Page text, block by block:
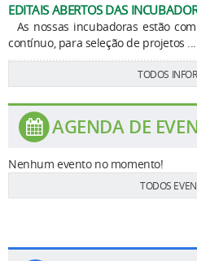
EDITAIS ABERTOS DAS
As nossas incubadoras estão
contínuo, para seleção de projetos ...
TODOS
AGENDA DE
Nenhum evento no momento!
TODOS